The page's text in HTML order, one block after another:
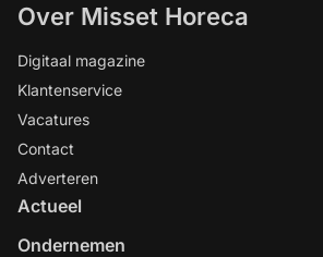
Over Misset Horeca
Digitaal magazine
Klantenservice
Vacatures
Contact
Adverteren
Actueel
Ondernemen